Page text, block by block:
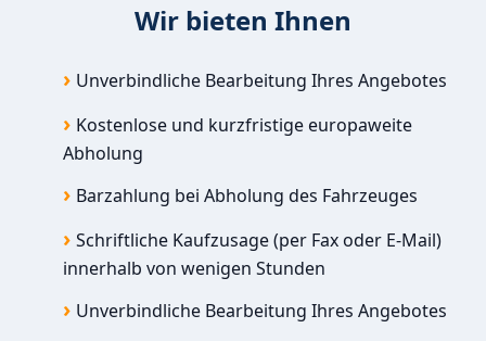
Wir bieten Ihnen
Unverbindliche Bearbeitung Ihres Angebotes
Kostenlose und kurzfristige europaweite
Abholung
Barzahlung bei Abholung des Fahrzeuges
Schriftliche Kaufzusage (per Fax oder E-Mail)
innerhalb von wenigen Stunden
Unverbindliche Bearbeitung Ihres Angebotes